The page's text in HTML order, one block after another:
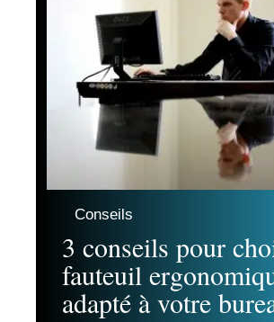
Conseils
3 conseils pour
fauteuil
adapté à votre